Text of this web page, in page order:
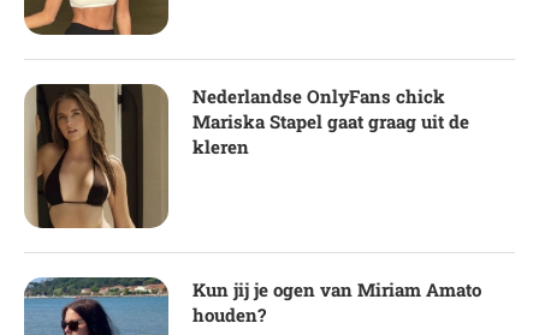
Nederlandse OnlyFans chick
Mariska Stapel gaat graag uit de
kleren
Kun jij je ogen van Miriam Amato
houden?